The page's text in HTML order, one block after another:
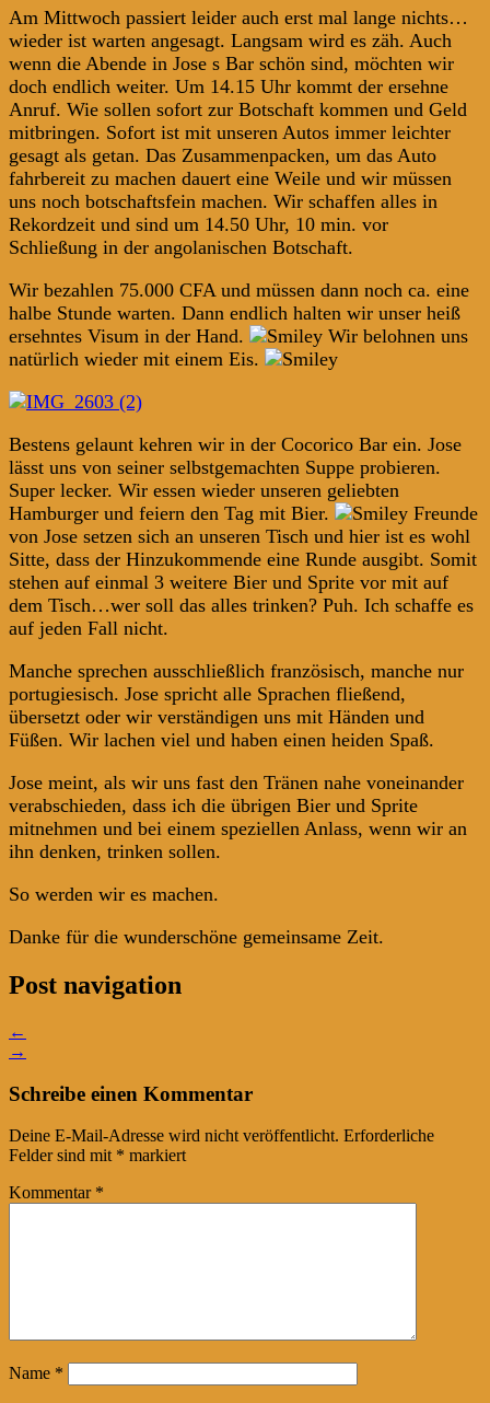
Am Mittwoch passiert leider auch erst mal lange nichts…
wieder ist warten angesagt. Langsam wird es zäh. Auch
wenn die Abende in Jose s Bar schön sind, möchten wir
doch endlich weiter. Um 14.15 Uhr kommt der ersehne
Anruf. Wie sollen sofort zur Botschaft kommen und Geld
mitbringen. Sofort ist mit unseren Autos immer leichter
gesagt als getan. Das Zusammenpacken, um das Auto
fahrbereit zu machen dauert eine Weile und wir müssen
uns noch botschaftsfein machen. Wir schaffen alles in
Rekordzeit und sind um 14.50 Uhr, 10 min. vor
Schließung in der angolanischen Botschaft.
Wir bezahlen 75.000 CFA und müssen dann noch ca. eine
halbe Stunde warten. Dann endlich halten wir unser heiß
ersehntes Visum in der Hand.
Wir belohnen uns
natürlich wieder mit einem Eis.
Bestens gelaunt kehren wir in der Cocorico Bar ein. Jose
lässt uns von seiner selbstgemachten Suppe probieren.
Super lecker. Wir essen wieder unseren geliebten
Hamburger und feiern den Tag mit Bier.
Freunde
von Jose setzen sich an unseren Tisch und hier ist es wohl
Sitte, dass der Hinzukommende eine Runde ausgibt. Somit
stehen auf einmal 3 weitere Bier und Sprite vor mit auf
dem Tisch…wer soll das alles trinken? Puh. Ich schaffe es
auf jeden Fall nicht.
Manche sprechen ausschließlich französisch, manche nur
portugiesisch. Jose spricht alle Sprachen fließend,
übersetzt oder wir verständigen uns mit Händen und
Füßen. Wir lachen viel und haben einen heiden Spaß.
Jose meint, als wir uns fast den Tränen nahe voneinander
verabschieden, dass ich die übrigen Bier und Sprite
mitnehmen und bei einem speziellen Anlass, wenn wir an
ihn denken, trinken sollen.
So werden wir es machen.
Danke für die wunderschöne gemeinsame Zeit.
Post navigation
←
→
Schreibe einen Kommentar
Deine E-Mail-Adresse wird nicht veröffentlicht. Erforderliche
Felder sind mit * markiert
Kommentar *
Name *